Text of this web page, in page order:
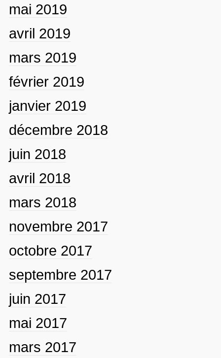
mai 2019
avril 2019
mars 2019
février 2019
janvier 2019
décembre 2018
juin 2018
avril 2018
mars 2018
novembre 2017
octobre 2017
septembre 2017
juin 2017
mai 2017
mars 2017